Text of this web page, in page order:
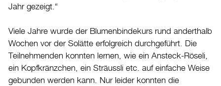
Jahr gezeigt.“
Viele Jahre wurde der Blumenbindekurs rund anderthalb
Wochen vor der Solätte erfolgreich durchgeführt. Die
Teilnehmenden konnten lernen, wie ein Ansteck-Röseli,
ein Kopfkränzchen, ein Sträussli etc. auf einfache Weise
gebunden werden kann. Nur leider konnten die